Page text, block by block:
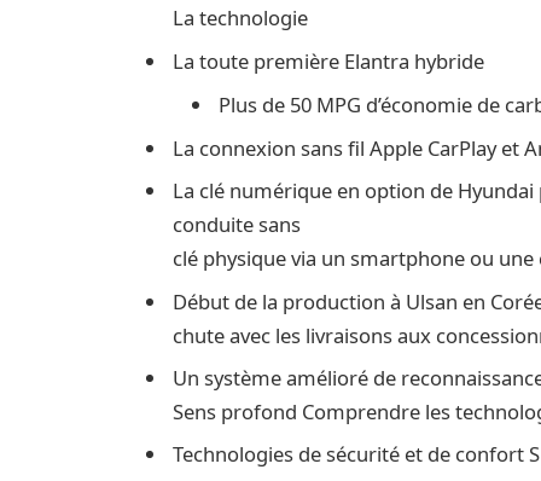
La technologie
La toute première Elantra hybride
Plus de 50 MPG d’économie de
La connexion sans fil Apple CarPlay et
La clé numérique en option de
conduite sans
clé physique via un smartphone ou une
Début de la production à Ulsan en
chute avec les livraisons aux
Un système amélioré de
Sens profond Comprendre les
Technologies de sécurité et de confort